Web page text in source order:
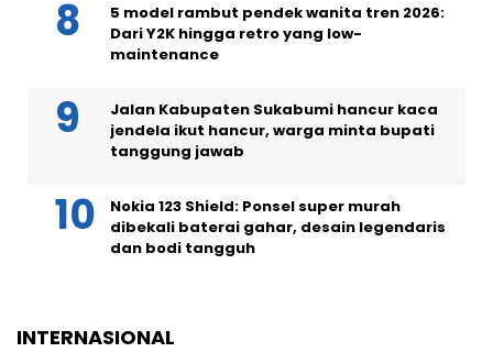
5 model rambut pendek wanita tren 2026:
Dari Y2K hingga retro yang low-
maintenance
Jalan Kabupaten Sukabumi hancur kaca
jendela ikut hancur, warga minta bupati
tanggung jawab
Nokia 123 Shield: Ponsel super murah
dibekali baterai gahar, desain legendaris
dan bodi tangguh
INTERNASIONAL